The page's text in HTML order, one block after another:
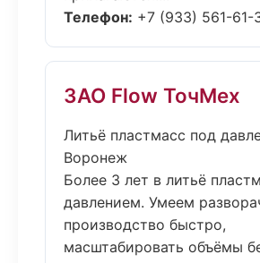
Телефон: +7 (933) 561-61-
ЗАО Flow ТочМех
Литьё пластмасс под
Воронеж
Более 3 лет в литьё
давлением. Умеем
производство быстро,
масштабировать объёмы